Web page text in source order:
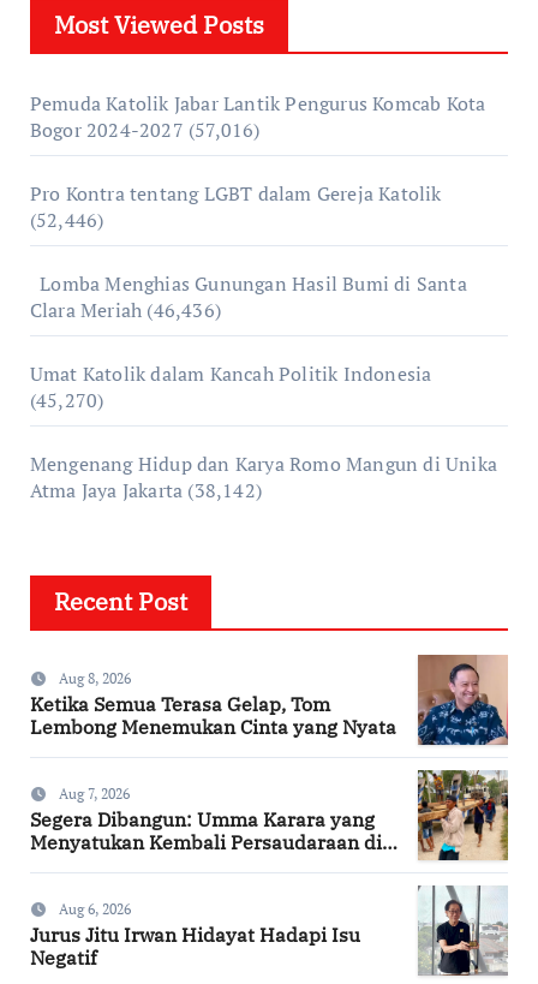
Most Viewed Posts
Pemuda Katolik Jabar Lantik Pengurus Komcab Kota
Bogor 2024-2027 (57,016)
Pro Kontra tentang LGBT dalam Gereja Katolik
(52,446)
Lomba Menghias Gunungan Hasil Bumi di Santa
Clara Meriah (46,436)
Umat Katolik dalam Kancah Politik Indonesia
(45,270)
Mengenang Hidup dan Karya Romo Mangun di Unika
Atma Jaya Jakarta (38,142)
Recent Post
Aug 8, 2026
Ketika Semua Terasa Gelap, Tom
Lembong Menemukan Cinta yang Nyata
Aug 7, 2026
Segera Dibangun: Umma Karara yang
Menyatukan Kembali Persaudaraan di
Aug 6, 2026
Jurus Jitu Irwan Hidayat Hadapi Isu
Negatif